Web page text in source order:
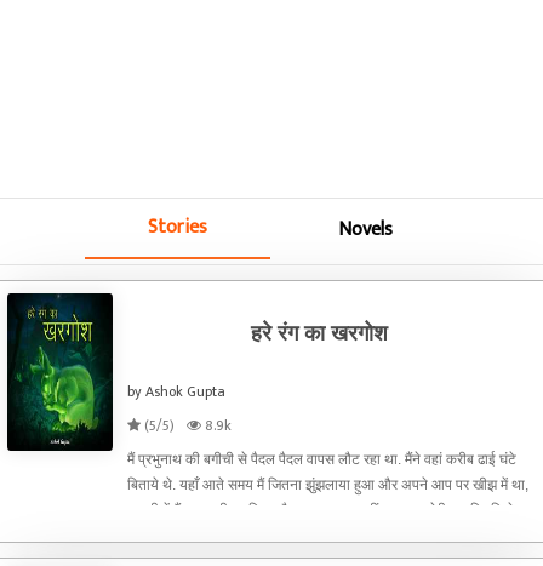
Stories Novels
हरे रंग का खरगोश
by Ashok Gupta
(5/5)
8.9k
मैं प्रभुनाथ की बगीची से पैदल पैदल वापस लौट रहा था. मैंने वहां करीब ढाई घंटे
बिताये थे. यहाँ आते समय मैं जितना झुंझलाया हुआ और अपने आप पर खीझ में था,
वापसी में मैं उतना ही पुलकित और प्रसन्न था. नहीं.. प्रसन्न मेरी मनःस्थिति के